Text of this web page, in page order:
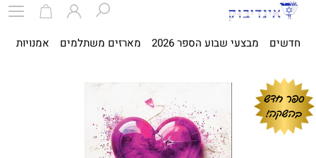
חדשים מבצעי שבוע הספר 2026 מארזים משתלמים אמנויות